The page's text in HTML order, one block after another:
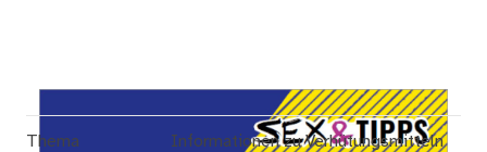
Thema
Informationen zu Verhütungsmitteln